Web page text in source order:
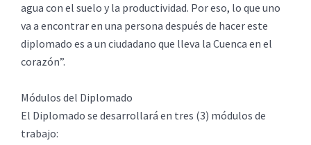
agua con el suelo y la productividad. Por eso, lo que uno
va a encontrar en una persona después de hacer este
diplomado es a un ciudadano que lleva la Cuenca en el
corazón”.
Módulos del Diplomado
El Diplomado se desarrollará en tres (3) módulos de
trabajo: